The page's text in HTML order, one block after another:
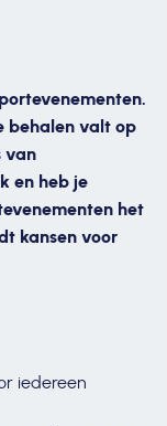
behalen valt op
van
en heb je
het
kansen voor
iedereen